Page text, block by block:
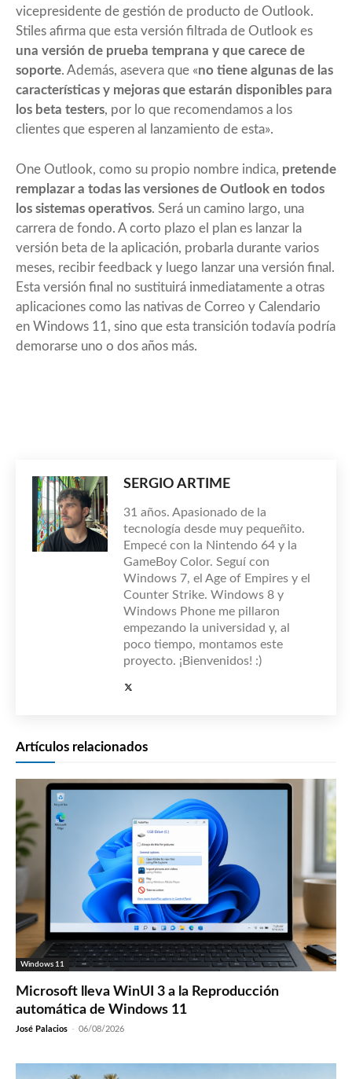
vicepresidente de gestión de producto de Outlook.
Stiles afirma que esta versión filtrada de Outlook es
una versión de prueba temprana y que carece de
soporte. Además, asevera que «no tiene algunas de las
características y mejoras que estarán disponibles para
los beta testers, por lo que recomendamos a los
clientes que esperen al lanzamiento de esta».
One Outlook, como su propio nombre indica, pretende
remplazar a todas las versiones de Outlook en todos
los sistemas operativos. Será un camino largo, una
carrera de fondo. A corto plazo el plan es lanzar la
versión beta de la aplicación, probarla durante varios
meses, recibir feedback y luego lanzar una versión final.
Esta versión final no sustituirá inmediatamente a otras
aplicaciones como las nativas de Correo y Calendario
en Windows 11, sino que esta transición todavía podría
demorarse uno o dos años más.
SERGIO ARTIME
31 años. Apasionado de la
tecnología desde muy pequeñito.
Empecé con la Nintendo 64 y la
GameBoy Color. Seguí con
Windows 7, el Age of Empires y el
Counter Strike. Windows 8 y
Windows Phone me pillaron
empezando la universidad y, al
poco tiempo, montamos este
proyecto. ¡Bienvenidos! :)
Artículos relacionados
Windows 11
Microsoft lleva WinUI 3 a la Reproducción
automática de Windows 11
José Palacios - 06/08/2026